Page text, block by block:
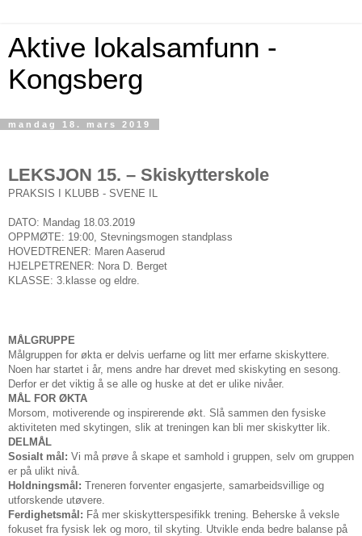
Aktive lokalsamfunn -
Kongsberg
mandag 18. mars 2019
LEKSJON 15. – Skiskytterskole
PRAKSIS I KLUBB - SVENE IL
DATO: Mandag 18.03.2019
OPPMØTE: 19:00, Stevningsmogen standplass
HOVEDTRENER: Maren Aaserud
HJELPETRENER: Nora D. Berget
KLASSE: 3.klasse og eldre.
MÅLGRUPPE
Målgruppen for økta er delvis uerfarne og litt mer erfarne skiskyttere.
Noen har startet i år, mens andre har drevet med skiskyting en sesong.
Derfor er det viktig å se alle og huske at det er ulike nivåer.
MÅL FOR ØKTA
Morsom, motiverende og inspirerende økt. Slå sammen den fysiske
aktiviteten med skytingen, slik at treningen kan bli mer skiskytter lik.
DELMÅL
Sosialt mål: Vi må prøve å skape et samhold i gruppen, selv om gruppen
er på ulikt nivå.
Holdningsmål: Treneren forventer engasjerte, samarbeidsvillige og
utforskende utøvere.
Ferdighetsmål: Få mer skiskytterspesifikk trening. Beherske å veksle
fokuset fra fysisk lek og moro, til skyting. Utvikle enda bedre balanse på